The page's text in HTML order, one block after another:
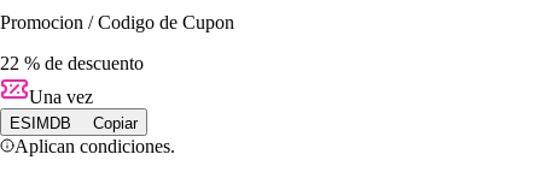
Promocion / Codigo de Cupon
22 % de descuento
Una vez
ESIMDB Copiar
Aplican condiciones.